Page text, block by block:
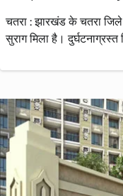
चतरा : झारखंड के चतरा
सुराग मिला है।